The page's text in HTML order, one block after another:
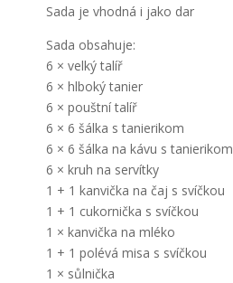
Sada je vhodná i jako dar
Sada obsahuje:
6 × velký talíř
6 × hlboký tanier
6 × pouštní talíř
6 × 6 šálka s tanierikom
6 × 6 šálka na kávu s tanierikom
6 × kruh na servítky
1 + 1 kanvička na čaj s svíčkou
1 + 1 cukornička s svíčkou
1 × kanvička na mléko
1 + 1 polévá misa s svíčkou
1 × sůlnička